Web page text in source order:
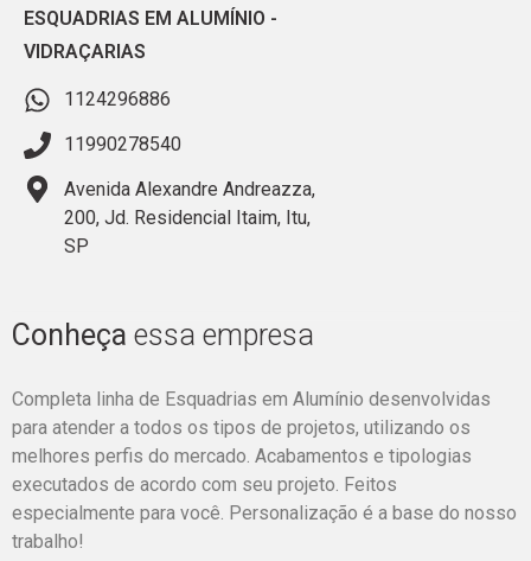
ESQUADRIAS EM ALUMÍNIO -
VIDRAÇARIAS
1124296886
11990278540
Avenida Alexandre Andreazza,
200, Jd. Residencial Itaim, Itu,
SP
Conheça essa empresa
Completa linha de Esquadrias em Alumínio desenvolvidas
para atender a todos os tipos de projetos, utilizando os
melhores perfis do mercado. Acabamentos e tipologias
executados de acordo com seu projeto. Feitos
especialmente para você. Personalização é a base do nosso
trabalho!